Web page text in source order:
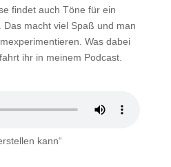
findet auch Töne für ein
Das macht viel Spaß und man
Was dabei
ihr in meinem Podcast.
kann“